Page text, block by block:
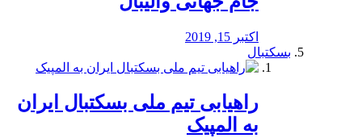
اکتبر 15, 2019
بسکتبال
راهیابی تیم ملی بسکتبال ایران
به المپیک